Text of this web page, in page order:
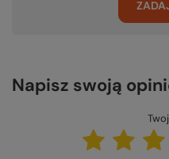
Napisz swoją